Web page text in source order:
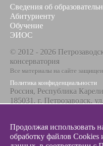
Сведения об
Абитуриенту
Обучение
ЭИОС
© 2012 - 2026
консерватория
Все материалы на сайте
Политика конфиденциальности
Россия, Республика
185031, г. Петрозаводск,
+7 8142 67-23-67
Эл. почта
info@glazunovcons.ru
Продолжая использовать
обработку файлов Cookies